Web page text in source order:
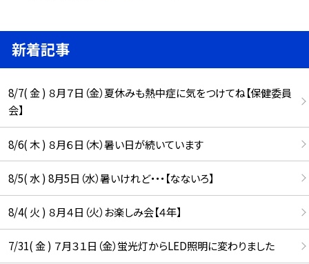
新着記事
8/7( 金 ) ８月７日（金）夏休みも熱中症に気をつけてね【保健委員
会】
8/6( 木 ) ８月６日（木）暑い日が続いています
8/5( 水 ) 8月5日（水）暑いけれど・・・【なないろ】
8/4( 火 ) ８月４日（火）お楽しみ会【４年】
7/31( 金 ) ７月３１日（金）蛍光灯からLED照明に変わりました